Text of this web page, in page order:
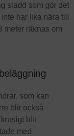
sladd som gör det
har lika nära till
meter räknas om
som kan
blir också
blir
med